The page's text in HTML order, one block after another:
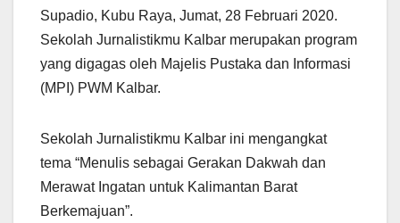
Supadio, Kubu Raya, Jumat, 28 Februari 2020.
Sekolah Jurnalistikmu Kalbar merupakan program
yang digagas oleh Majelis Pustaka dan Informasi
(MPI) PWM Kalbar.
Sekolah Jurnalistikmu Kalbar ini mengangkat
tema “Menulis sebagai Gerakan Dakwah dan
Merawat Ingatan untuk Kalimantan Barat
Berkemajuan”.